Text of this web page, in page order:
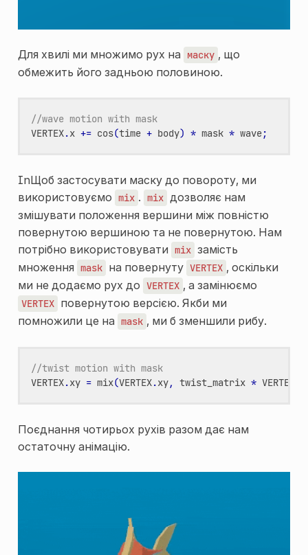
Для хвилі ми множимо рух на маску , що
обмежить його задньою половиною.
//wave motion with mask
VERTEX.x += cos(time + body) * mask * wave;
InЩоб застосувати маску до повороту, ми
використовуємо mix . mix дозволяє нам
змішувати положення вершини між повністю
повернутою вершиною та не повернутою. Нам
потрібно використовувати mix замість
множення mask на повернуту VERTEX , оскільки
ми не додаємо рух до VERTEX , а замінюємо
VERTEX повернутою версією. Якби ми
помножили це на mask , ми б зменшили рибу.
//twist motion with mask
VERTEX.xy = mix(VERTEX.xy, twist_matrix * VERTEX
Поєднання чотирьох рухів разом дає нам
остаточну анімацію.